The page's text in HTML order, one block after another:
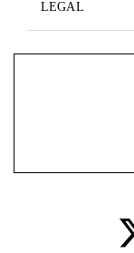
LEGAL